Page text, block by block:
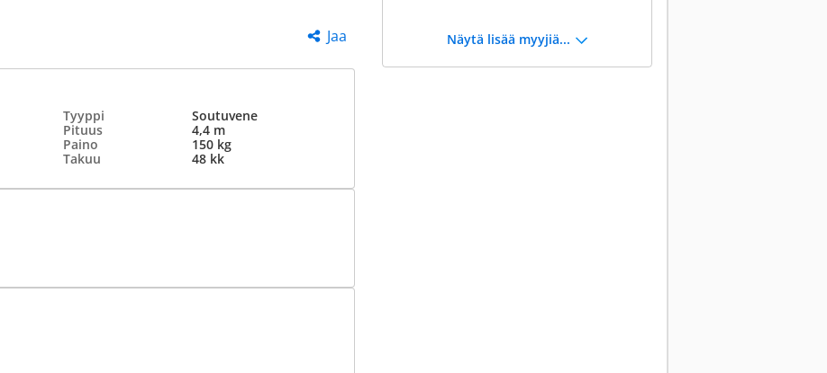
Jaa
Tyyppi
Soutuvene
Pituus
4,4 m
Paino
150 kg
Takuu 48 kk
Näytä lisää myyjiä...